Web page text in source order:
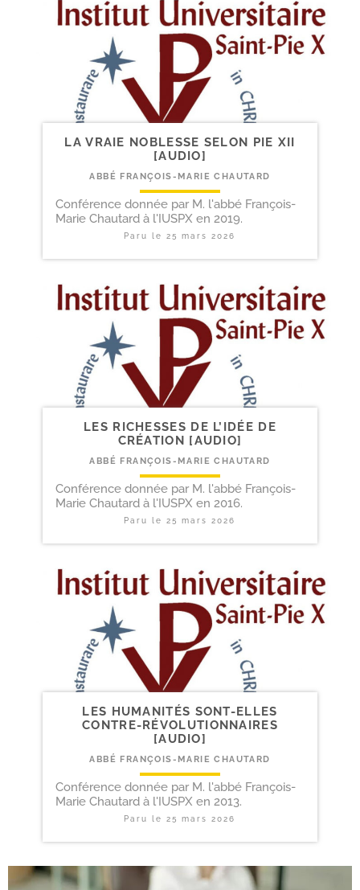
LA VRAIE NOBLESSE SELON PIE XII
[AUDIO]
ABBÉ FRANÇOIS-MARIE CHAUTARD
Conférence donnée par M. l'abbé François-
Marie Chautard à l'IUSPX en 2019.
Paru le25 mars 2026
LES RICHESSES DE L’IDÉE DE
CRÉATION [AUDIO]
ABBÉ FRANÇOIS-MARIE CHAUTARD
Conférence donnée par M. l'abbé François-
Marie Chautard à l'IUSPX en 2016.
Paru le25 mars 2026
LES HUMANITÉS SONT-​ELLES
CONTRE-​RÉVOLUTIONNAIRES
[AUDIO]
ABBÉ FRANÇOIS-MARIE CHAUTARD
Conférence donnée par M. l'abbé François-
Marie Chautard à l'IUSPX en 2013.
Paru le25 mars 2026